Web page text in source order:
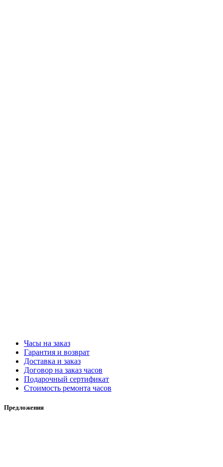
Часы на заказ
Гарантия и возврат
Доставка и заказ
Договор на заказ часов
Подарочный сертификат
Стоимость ремонта часов
Предложения